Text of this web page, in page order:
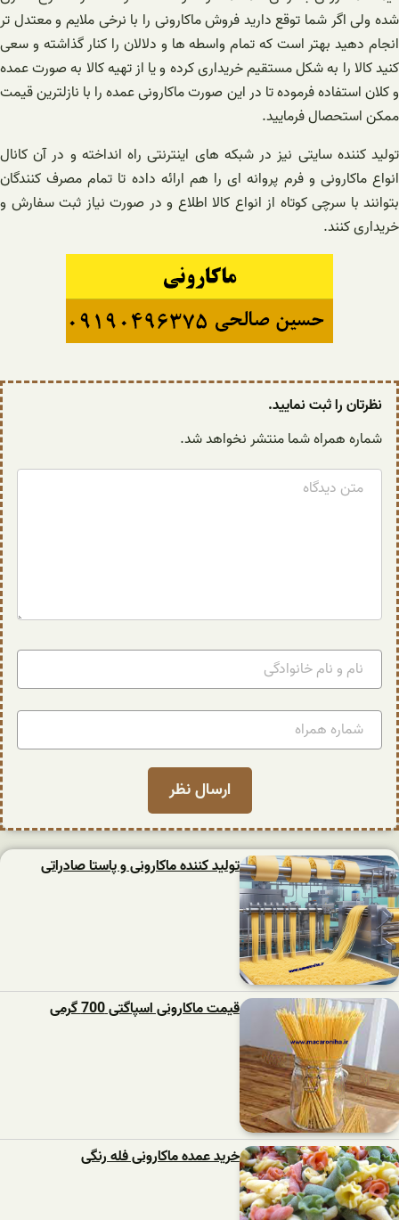
شده ولی اگر شما توقع دارید فروش ماکارونی را با نرخی ملایم و معتدل تر
انجام دهید بهتر است که تمام واسطه ها و دلالان را کنار گذاشته و سعی
کنید کالا را به شکل مستقیم خریداری کرده و یا از تهیه کالا به صورت عمده
و کلان استفاده فرموده تا در این صورت ماکارونی عمده را با نازلترین قیمت
ممکن استحصال فرمایید.
تولید کننده سایتی نیز در شبکه های اینترنتی راه انداخته و در آن کانال
انواع ماکارونی و فرم پروانه ای را هم ارائه داده تا تمام مصرف کنندگان
بتوانند با سرچی کوتاه از انواع کالا اطلاع و در صورت نیاز ثبت سفارش و
خریداری کنند.
نظرتان را ثبت نمایید.
شماره همراه شما منتشر نخواهد شد.
تولید کننده ماکارونی و پاستا صادراتی
قیمت ماکارونی اسپاگتی 700 گرمی
خرید عمده ماکارونی فله رنگی